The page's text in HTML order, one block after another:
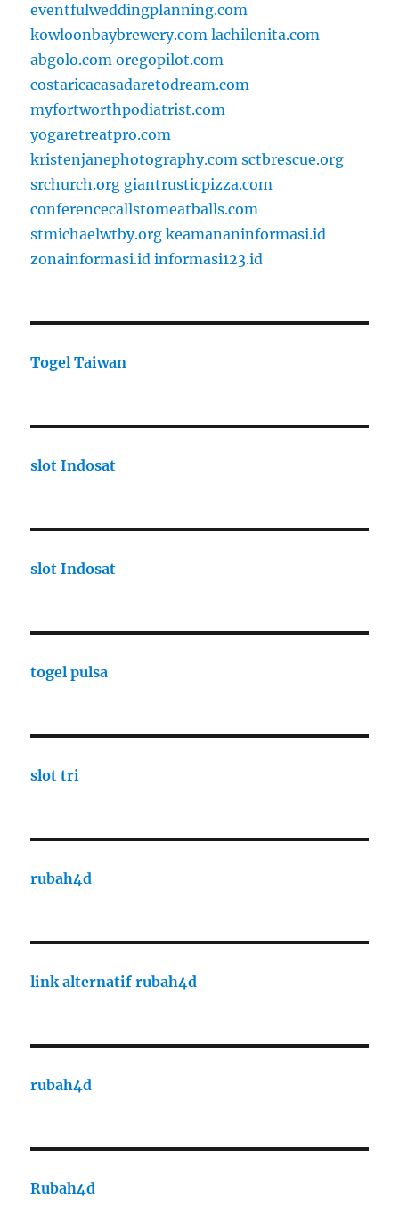
eventfulweddingplanning.com
kowloonbaybrewery.com lachilenita.com
abgolo.com oregopilot.com
costaricacasadaretodream.com
myfortworthpodiatrist.com
yogaretreatpro.com
kristenjanephotography.com sctbrescue.org
srchurch.org giantrusticpizza.com
conferencecallstomeatballs.com
stmichaelwtby.org keamananinformasi.id
zonainformasi.id informasi123.id
Togel Taiwan
slot Indosat
slot Indosat
togel pulsa
slot tri
rubah4d
link alternatif rubah4d
rubah4d
Rubah4d